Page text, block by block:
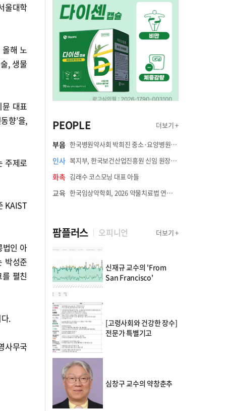
울대학
해 노
, 생물
대표
향’을,
주제로
KAIST
법인 아
박성준
펼친
.
사무국
PEOPLE 더보기 +
부음 한국병원약사회 박희진 중소·요양병원이사(충청북도 청주의료원 약제팀장) 부친상
인사 복지부, 한국보건산업진흥원 신임 원장에 고상백 교수 임명
화촉 김래수 코스모닝 대표 아들
교육 한국임상약학회, 2026 약물치료법 연수강좌 8월 21일 개최
팜플러스 오피니언 더보기 +
신재규 교수의 'From
San Francisco'
[고령사회와 건강한 장수]
전문가 특별기고
심창구 교수의 약창춘추